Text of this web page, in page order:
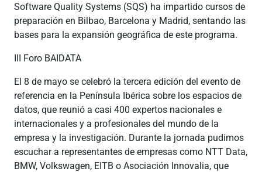
Software Quality Systems (SQS) ha impartido cursos de
preparación en Bilbao, Barcelona y Madrid, sentando las
bases para la expansión geográfica de este programa.
III Foro BAIDATA
El 8 de mayo se celebró la tercera edición del evento de
referencia en la Península Ibérica sobre los espacios de
datos, que reunió a casi 400 expertos nacionales e
internacionales y a profesionales del mundo de la
empresa y la investigación. Durante la jornada pudimos
escuchar a representantes de empresas como NTT Data,
BMW, Volkswagen, EITB o Asociación Innovalia, que